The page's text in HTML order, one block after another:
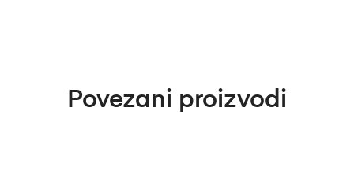
Povezani proizvodi